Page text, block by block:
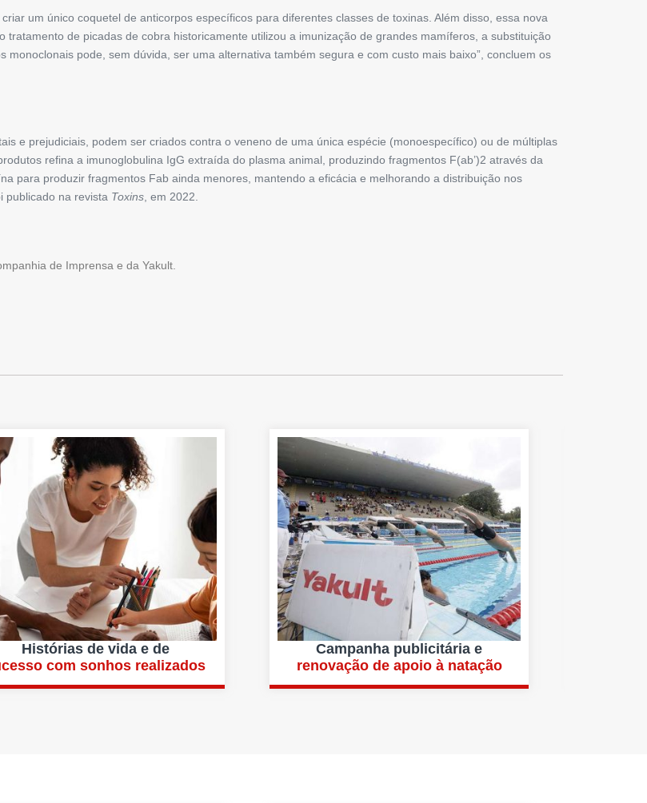
um único coquetel de anticorpos específicos para diferentes classes de toxinas. Além disso, essa nova
de picadas de cobra historicamente utilizou a imunização de grandes mamíferos, a substituição
pode, sem dúvida, ser uma alternativa também segura e com custo mais baixo”, concluem os
e prejudiciais, podem ser criados contra o veneno de uma única espécie (monoespecífico) ou de múltiplas
refina a imunoglobulina IgG extraída do plasma animal, produzindo fragmentos F(ab’)2 através da
para produzir fragmentos Fab ainda menores, mantendo a eficácia e melhorando a distribuição nos
publicado na revista Toxins, em 2022.
de Imprensa e da Yakult.
Histórias de vida e de
com sonhos realizados
Campanha publicitária e
renovação de apoio à natação